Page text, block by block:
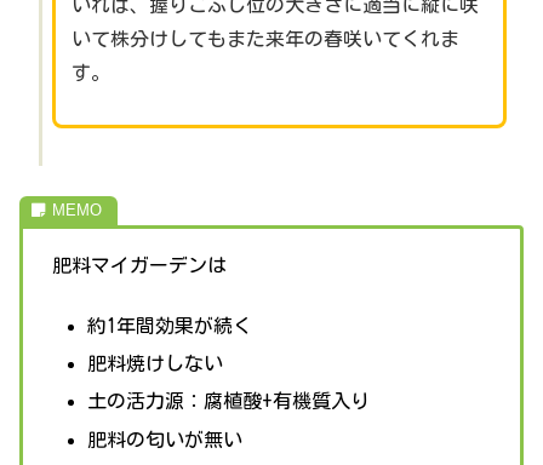
いれば、握りこぶし位の大きさに適当に縦に咲
いて株分けしてもまた来年の春咲いてくれま
す。
肥料マイガーデンは
約1年間効果が続く
肥料焼けしない
土の活力源：腐植酸+有機質入り
肥料の匂いが無い